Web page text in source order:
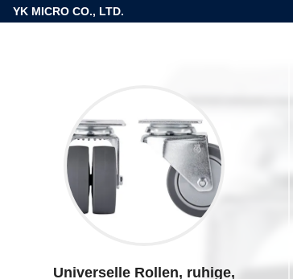
YK MICRO CO., LTD.
Universelle Rollen, ruhige,